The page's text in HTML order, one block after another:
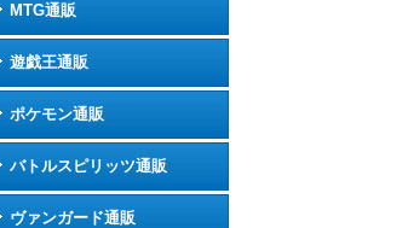
MTG通販
遊戯王通販
ポケモン通販
バトルスピリッツ通販
ヴァンガード通販